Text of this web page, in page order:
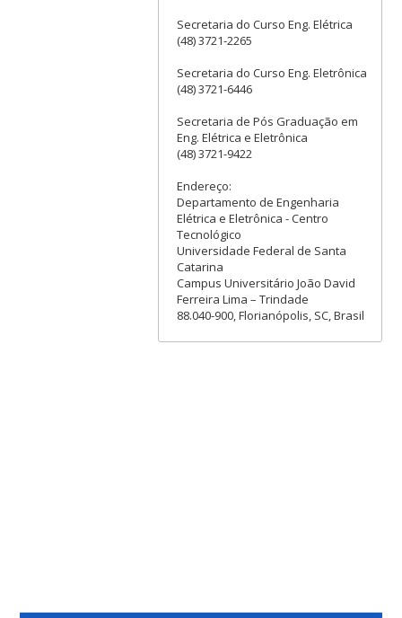
Secretaria do Curso Eng. Elétrica
(48) 3721-2265
Secretaria do Curso Eng. Eletrônica
(48) 3721-6446
Secretaria de Pós Graduação em
Eng. Elétrica e Eletrônica
(48) 3721-9422
Endereço:
Departamento de Engenharia
Elétrica e Eletrônica - Centro
Tecnológico
Universidade Federal de Santa
Catarina
Campus Universitário João David
Ferreira Lima – Trindade
88.040-900, Florianópolis, SC, Brasil